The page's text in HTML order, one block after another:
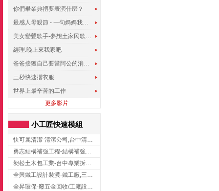
你們畢業典禮要表演什麼？
最感人母親節 - 一句媽媽我愛你
美女變聲歌手-夢想土家民歌傳遍世界
經理.晚上來我家吧
爸爸接獲自己要當阿公的消息，反應史上最可愛!!!
三秒快速摺衣服
世界上最辛苦的工作
更多影片
小工匠快速模組
快可麗清潔-清潔公司,台中清潔公司,台中居家清潔
勇志結構補強工程-結構補強工程 ,桃園結構補強工程,龍潭結構補強工程
昶松土木包工業-台中專業拆除工程/挖土機出租
全興鐵工設計裝潢-鐵工廠,三峽鐵工廠,台北鐵工廠
全昇環保-廢五金回收/工廠設備收購/機械設備回收/高價收購廠房設備